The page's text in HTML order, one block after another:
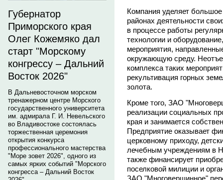
Губернатор
Приморского края
Олег Кожемяко дал
старт "Морскому
конгрессу – Дальний
Восток 2026"
В Дальневосточном морском
тренажерном центре Морского
государственного университета
им. адмирала Г. И. Невельского
во Владивостоке состоялась
торжественная церемония
открытия конкурса
профессионального мастерства
"Море зовет 2026", одного из
самых ярких событий "Морского
конгресса – Дальний Восток
Компания уделяет
районах деятельности
в процессе работы
технологии и
мероприятия,
окружающую среду.
комплекса таких
рекультивация горных
золота.
Кроме того, ЗАО
реализации социальных
края и занимается
Предприятие оказывает
церковному приходу,
лечебным учреждениям в
также финансирует
поселковой милиции и
ЗАО "Многовершинное"